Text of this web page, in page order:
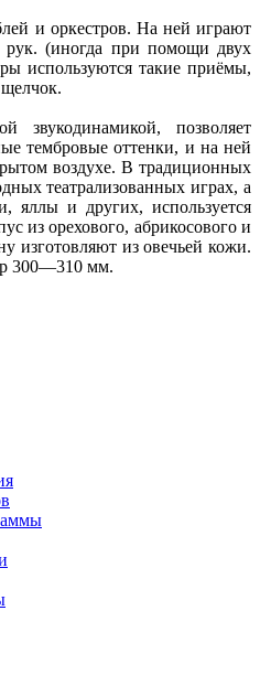
и оркестров. На ней играют
(иногда при помощи двух
используются такие приёмы,
звукодинамикой, позволяет
тембровые оттенки, и на ней
воздухе. В традиционных
театрализованных играх, а
яллы и других, используется
из орехового, абрикосового и
изготовляют из овечьей кожи.
300—310 мм.